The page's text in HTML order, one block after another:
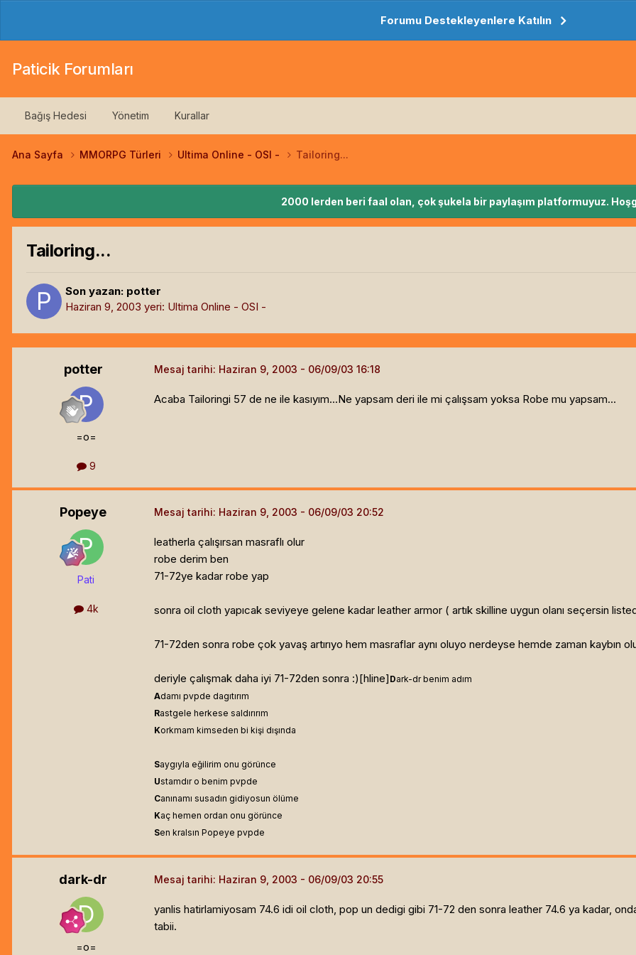
Forumu Destekleyenlere Katılın
Paticik Forumları
Bağış Hedesi Yönetim Kurallar
Ana Sayfa MMORPG Türleri Ultima Online - OSI - Tailoring...
2000 lerden beri faal olan, çok şukela bir paylaşım platformuyuz.
Tailoring...
Son yazan: potter
Haziran 9, 2003 yeri: Ultima Online - OSI -
potter
=o=
9
Mesaj tarihi: Haziran 9, 2003
Acaba Tailoringi 57 de ne ile kasıyım...Ne yapsam deri ile mi çalışsam yoksa Robe mu yapsam...
Popeye
Pati
4k
Mesaj tarihi: Haziran 9, 2003
leatherla çalışırsan masraflı olur
robe derim ben
71-72ye kadar robe yap
sonra oil cloth yapıcak seviyeye gelene kadar leather armor ( artık skilline uygun olanı seçersin
71-72den sonra robe çok yavaş artırıyo hem masraflar aynı oluyo nerdeyse hemde zaman kaybın
deriyle çalışmak daha iyi 71-72den sonra :)[hline] Dark-dr benim adım
Adamı pvpde dagıtırım
Rastgele herkese saldırırım
Korkmam kimseden bi kişi dışında
Saygıyla eğilirim onu görünce
Ustamdır o benim pvpde
Canınamı susadın gidiyosun ölüme
Kaç hemen ordan onu görünce
Sen kralsın Popeye pvpde
dark-dr
=o=
Mesaj tarihi: Haziran 9, 2003
yanlis hatirlamiyosam 74.6 idi oil cloth, pop un dedigi gibi 71-72 den sonra leather 74.6 ya kadar,
tabii.